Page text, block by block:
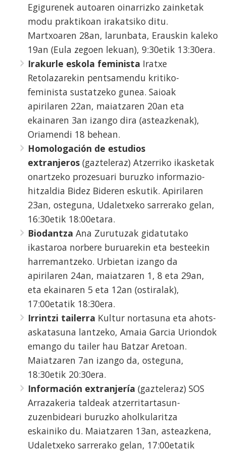
Egigurenek autoaren oinarrizko zainketak
modu praktikoan irakatsiko ditu.
Martxoaren 28an, larunbata, Erauskin kaleko
19an (Eula zegoen lekuan), 9:30etik 13:30era.
Irakurle eskola feminista Iratxe
Retolazarekin pentsamendu kritiko-
feminista sustatzeko gunea. Saioak
apirilaren 22an, maiatzaren 20an eta
ekainaren 3an izango dira (asteazkenak),
Oriamendi 18 behean.
Homologación de estudios
extranjeros (gazteleraz) Atzerriko ikasketak
onartzeko prozesuari buruzko informazio-
hitzaldia Bidez Bideren eskutik. Apirilaren
23an, osteguna, Udaletxeko sarrerako gelan,
16:30etik 18:00etara.
Biodantza Ana Zurutuzak gidatutako
ikastaroa norbere buruarekin eta besteekin
harremantzeko. Urbietan izango da
apirilaren 24an, maiatzaren 1, 8 eta 29an,
eta ekainaren 5 eta 12an (ostiralak),
17:00etatik 18:30era.
Irrintzi tailerra Kultur nortasuna eta ahots-
askatasuna lantzeko, Amaia Garcia Uriondok
emango du tailer hau Batzar Aretoan.
Maiatzaren 7an izango da, osteguna,
18:30etik 20:30era.
Información extranjería (gazteleraz) SOS
Arrazakeria taldeak atzerritartasun-
zuzenbideari buruzko aholkularitza
eskainiko du. Maiatzaren 13an, asteazkena,
Udaletxeko sarrerako gelan, 17:00etatik